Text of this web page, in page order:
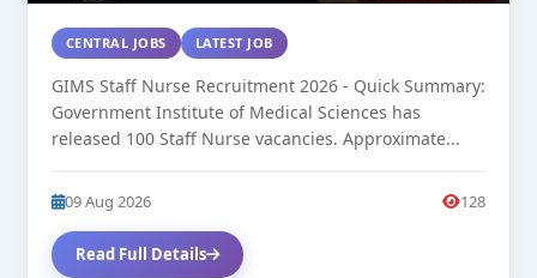
CENTRAL JOBS LATEST JOB
GIMS Staff Nurse Recruitment 2026 - Quick Summary:
Government Institute of Medical Sciences has
released 100 Staff Nurse vacancies. Approximate...
09 Aug 2026 128
Read Full Details